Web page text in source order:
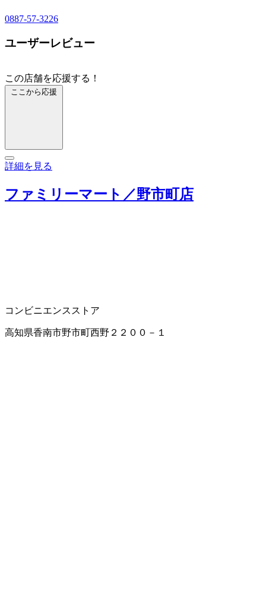
0887-57-3226
ユーザーレビュー
この店舗を応援する！
ここから応援
詳細を見る
ファミリーマート／野市町店
コンビニエンスストア
高知県香南市野市町西野２２００－１